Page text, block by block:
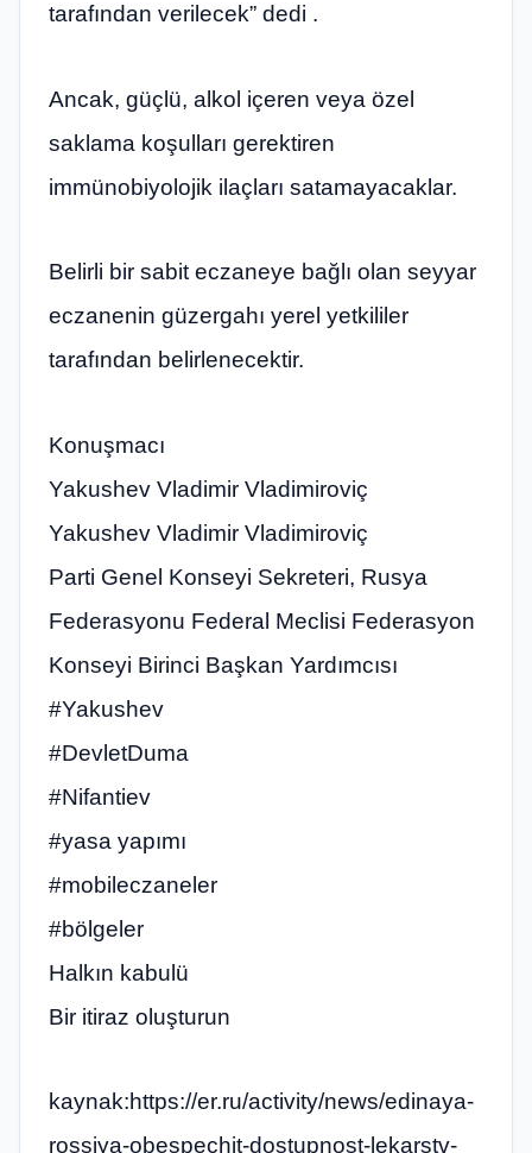
tarafından verilecek” dedi .
Ancak, güçlü, alkol içeren veya özel
saklama koşulları gerektiren
immünobiyolojik ilaçları satamayacaklar.
Belirli bir sabit eczaneye bağlı olan seyyar
eczanenin güzergahı yerel yetkililer
tarafından belirlenecektir.
Konuşmacı
Yakushev Vladimir Vladimiroviç
Yakushev Vladimir Vladimiroviç
Parti Genel Konseyi Sekreteri, Rusya
Federasyonu Federal Meclisi Federasyon
Konseyi Birinci Başkan Yardımcısı
#Yakushev
#DevletDuma
#Nifantiev
#yasa yapımı
#mobileczaneler
#bölgeler
Halkın kabulü
Bir itiraz oluşturun
kaynak:https://er.ru/activity/news/edinaya-
rossiya-obespechit-dostupnost-lekarstv-